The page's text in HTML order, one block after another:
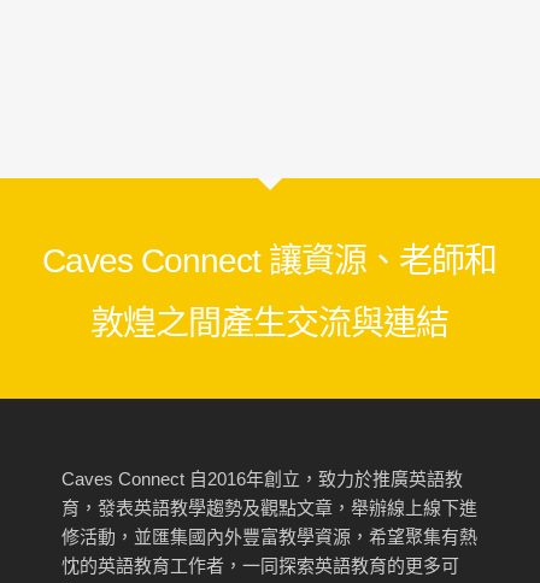
Caves Connect 讓資源、老師和
敦煌之間產生交流與連結
Caves Connect 自2016年創立，致力於推廣英語教
育，發表英語教學趨勢及觀點文章，舉辦線上線下進
修活動，並匯集國內外豐富教學資源，希望聚集有熱
忱的英語教育工作者，一同探索英語教育的更多可